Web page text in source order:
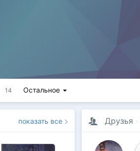
14 Остальное
показать все Друзья ·